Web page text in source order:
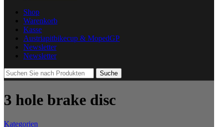
Shop
Warenkorb
Kasse
Austriapitbikecup & MopedGP
Newsletter
Newsletter
Suche
3 hole brake disc
Kategorien